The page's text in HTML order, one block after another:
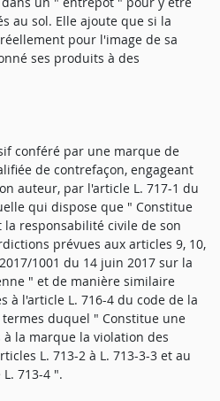
au sol. Elle ajoute que si la
pour l'image de sa
ses produits à des
conféré par une marque de
de contrefaçon, engageant
auteur, par l'article L. 717-1 du
qui dispose que " Constitue
responsabilité civile de son
prévues aux articles 9, 10,
1001 du 14 juin 2017 sur la
" et de manière similaire
à l'article L. 716-4 du code de la
duquel " Constitue une
la marque la violation des
L. 713-2 à L. 713-3-3 et au
713-4 ".